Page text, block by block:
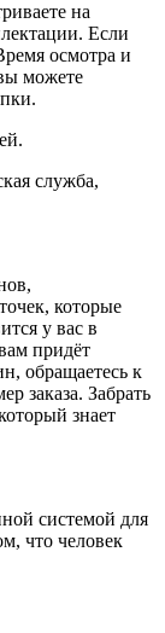
на
Если
осмотра и
можете
служба,
которые
у вас в
придёт
обращаетесь к
заказа. Забрать
знает
системой для
что человек